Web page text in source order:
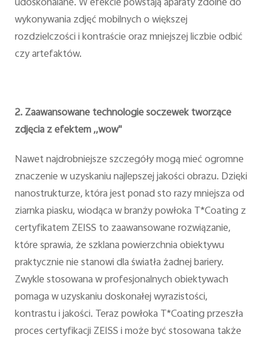
wykonywania zdjęć mobilnych o większej
rozdzielczości i kontraście oraz mniejszej liczbie odbić
czy artefaktów.
2. Zaawansowane technologie soczewek tworzące
zdjęcia z efektem ,,wow''
Nawet najdrobniejsze szczegóły mogą mieć ogromne
znaczenie w uzyskaniu najlepszej jakości obrazu. Dzięki
nanostrukturze, która jest ponad sto razy mniejsza od
ziarnka piasku, wiodąca w branży powłoka T*Coating z
certyfikatem ZEISS to zaawansowane rozwiązanie,
które sprawia, że szklana powierzchnia obiektywu
praktycznie nie stanowi dla światła żadnej bariery.
Zwykle stosowana w profesjonalnych obiektywach
pomaga w uzyskaniu doskonałej wyrazistości,
kontrastu i jakości. Teraz powłoka T*Coating przeszła
proces certyfikacji ZEISS i może być stosowana także